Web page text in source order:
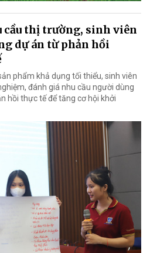
thị trường, sinh viên
dự án từ phản hồi
phẩm khả dụng tối thiểu, sinh viên
đánh giá nhu cầu người dùng
hồi thực tế để tăng cơ hội khởi